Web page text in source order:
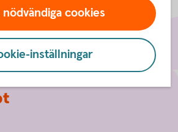
nödvändiga cookies
inställningar